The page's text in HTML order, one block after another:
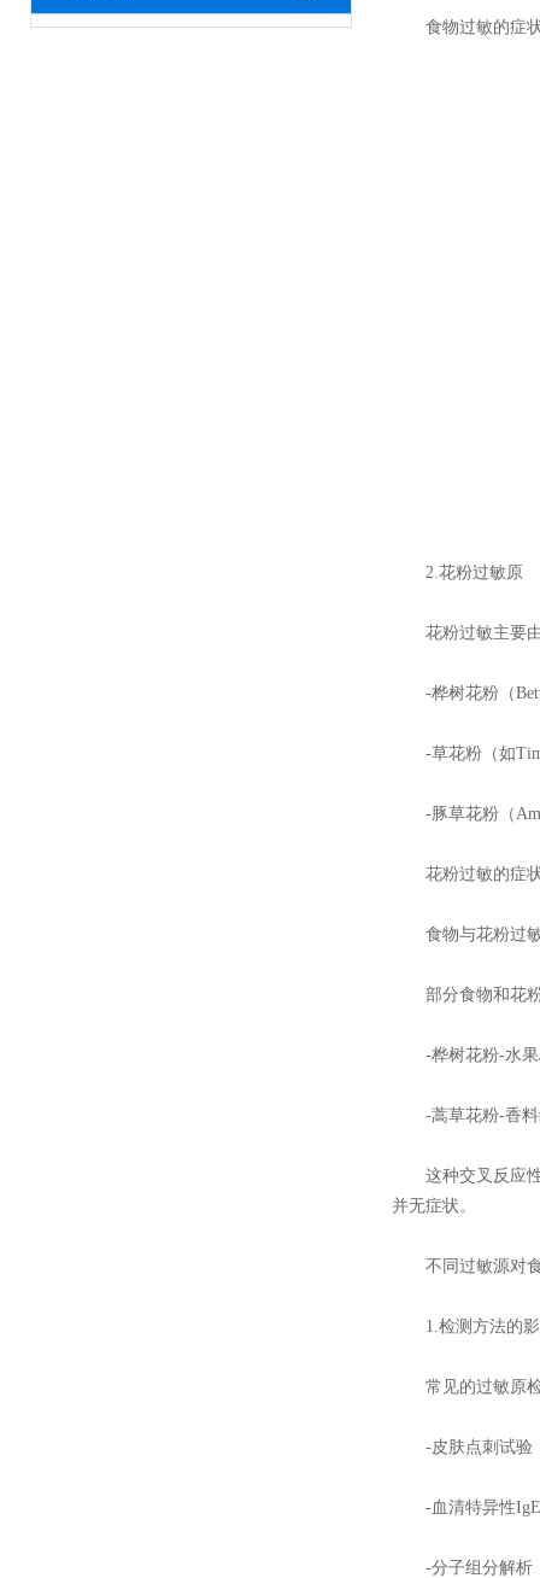
食物过敏的症状
2.花粉过敏原
花粉过敏主要由
-桦树花粉（
-草花粉（如
-豚草花粉（
花粉过敏的症状
食物与花粉过敏
部分食物和花粉
-桦树花粉-水果/
-蒿草花粉-香料
这种交叉反应性
并无症状。
不同过敏源对食
1.检测方法的影
常见的过敏原检
-皮肤点刺试验
-血清特异性IgE
-分子组分解析（